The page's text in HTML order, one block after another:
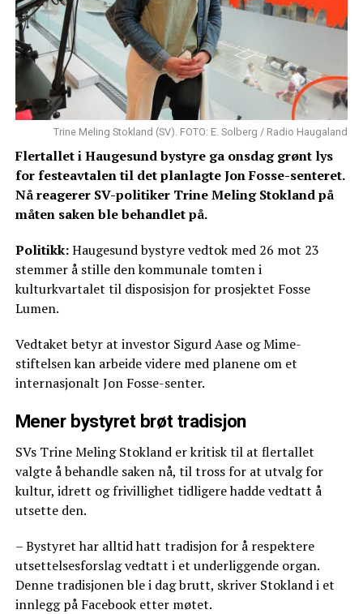
Trine Meling Stokland (SV). FOTO: E. Solberg / Radio Haugaland
Flertallet i Haugesund bystyre ga onsdag grønt lys
for festeavtalen til det planlagte Jon Fosse-senteret.
Nå reagerer SV-politiker Trine Meling Stokland på
måten saken ble behandlet på.
Politikk:Haugesund bystyre vedtok med 26 mot 23
stemmer å stille den kommunale tomten i
kulturkvartalet til disposisjon for prosjektet Fosse
Lumen.
Vedtaket betyr at investor Sigurd Aase og Mime-
stiftelsen kan arbeide videre med planene om et
internasjonalt Jon Fosse-senter.
Mener bystyret brøt tradisjon
SVs Trine Meling Stokland er kritisk til at flertallet
valgte å behandle saken nå, til tross for at utvalg for
kultur, idrett og frivillighet tidligere hadde vedtatt å
utsette den.
– Bystyret har alltid hatt tradisjon for å respektere
utsettelsesforslag vedtatt i et underliggende organ.
Denne tradisjonen ble i dag brutt, skriver Stokland i et
innlegg på Facebook etter møtet.